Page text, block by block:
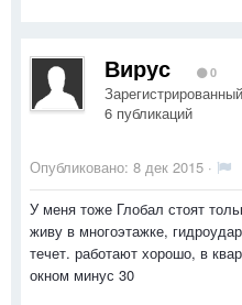
Вирус 0
Зарегистрированный
6 публикаций
Опубликовано: 8 дек 2015 ·
У меня тоже Глобал стоят
живу в многоэтажке,
течет. работают хорошо, в
окном минус 30